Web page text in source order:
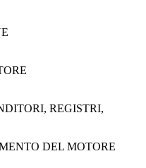
REGISTRI,
DEL MOTORE